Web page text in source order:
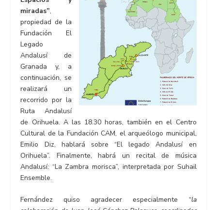
miradas”,
propiedad de la
Fundación El
Legado
Andalusí de
Granada y, a
continuación, se
realizará un
recorrido por la
Ruta Andalusí
de Orihuela. A las 18.30 horas, también en el Centro
Cultural de la Fundación CAM, el arqueólogo municipal,
Emilio Diz, hablará sobre “El legado Andalusí en
Orihuela”. Finalmente, habrá un recital de música
Andalusí: “La Zambra morisca”, interpretada por Suhail
Ensemble.
Fernández quiso agradecer especialmente “la